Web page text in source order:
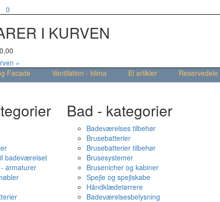
0
I KURVEN
0,00
»
Facade Ventilation - klima El artikler
Reservedele
badeværelset
armaturer
Bad - kategorier
Badeværelses tilbehør
Brusebatterier
Brusebatterier tilbehør
Brusesystemer
Brusenicher og kabiner
Spejle og spejlskabe
Håndklædetørrere
Badeværelsesbelysning